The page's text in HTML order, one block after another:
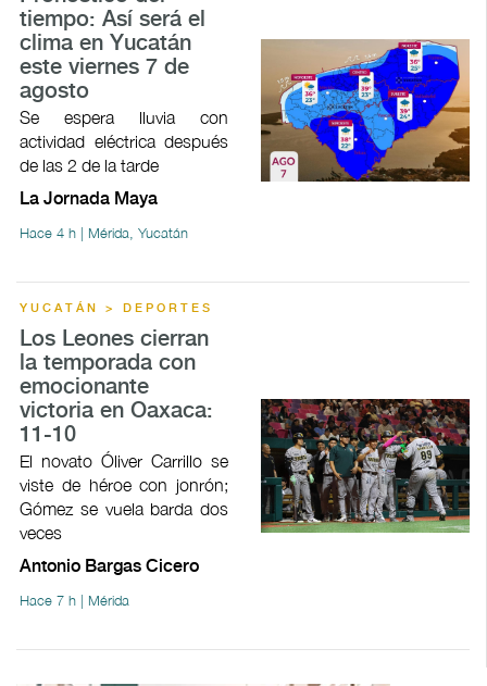
tiempo: Así será el
clima en Yucatán
este viernes 7 de
agosto
Se espera lluvia con
actividad eléctrica después
de las 2 de la tarde
La Jornada Maya
Hace 4 h | Mérida, Yucatán
YUCATÁN > DEPORTES
Los Leones cierran
la temporada con
emocionante
victoria en Oaxaca:
11-10
El novato Óliver Carrillo se
viste de héroe con jonrón;
Gómez se vuela barda dos
veces
Antonio Bargas Cicero
Hace 7 h | Mérida